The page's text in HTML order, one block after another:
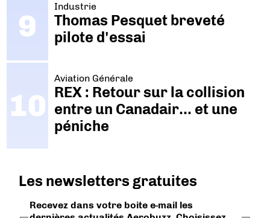
Industrie
Thomas Pesquet breveté
pilote d'essai
Aviation Générale
REX : Retour sur la collision
entre un Canadair… et une
péniche
Les newsletters gratuites
Recevez dans votre boite e-mail les